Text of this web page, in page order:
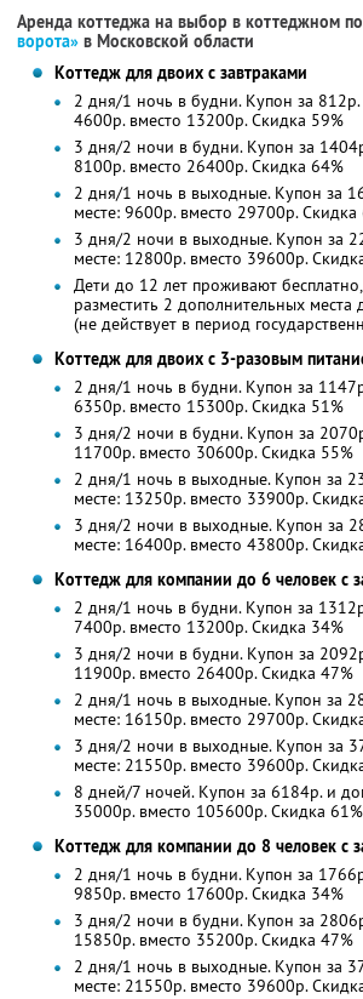
Аренда коттеджа на выбор в коттеджном
ворота» в Московской области
Коттедж для двоих с завтраками
2 дня/1 ночь в будни. Купон за 812р.
4600р. вместо 13200р. Скидка 59%
3 дня/2 ночи в будни. Купон за
8100р. вместо 26400р. Скидка 64%
2 дня/1 ночь в выходные. Купон за
месте: 9600р. вместо 29700р. Скидка
3 дня/2 ночи в выходные. Купон за
месте: 12800р. вместо 39600р.
Дети до 12 лет проживают
разместить 2 дополнительных места
(не действует в период
Коттедж для двоих с 3-разовым
2 дня/1 ночь в будни. Купон за
6350р. вместо 15300р. Скидка 51%
3 дня/2 ночи в будни. Купон за
11700р. вместо 30600р. Скидка 55%
2 дня/1 ночь в выходные. Купон за
месте: 13250р. вместо 33900р.
3 дня/2 ночи в выходные. Купон за
месте: 16400р. вместо 43800р.
Коттедж для компании до 6 человек с
2 дня/1 ночь в будни. Купон за
7400р. вместо 13200р. Скидка 34%
3 дня/2 ночи в будни. Купон за
11900р. вместо 26400р. Скидка 47%
2 дня/1 ночь в выходные. Купон за
месте: 16150р. вместо 29700р.
3 дня/2 ночи в выходные. Купон за
месте: 21550р. вместо 39600р.
8 дней/7 ночей. Купон за 6184р. и
35000р. вместо 105600р. Скидка 61%
Коттедж для компании до 8 человек с
2 дня/1 ночь в будни. Купон за
9850р. вместо 17600р. Скидка 34%
3 дня/2 ночи в будни. Купон за
15850р. вместо 35200р. Скидка 47%
2 дня/1 ночь в выходные. Купон за
месте: 21550р. вместо 39600р.